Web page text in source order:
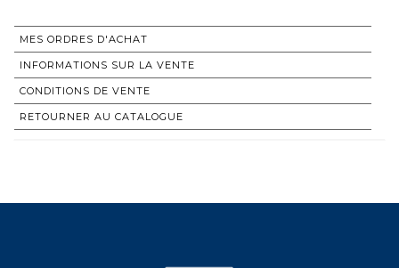
MES ORDRES D'ACHAT
INFORMATIONS SUR LA VENTE
CONDITIONS DE VENTE
RETOURNER AU CATALOGUE